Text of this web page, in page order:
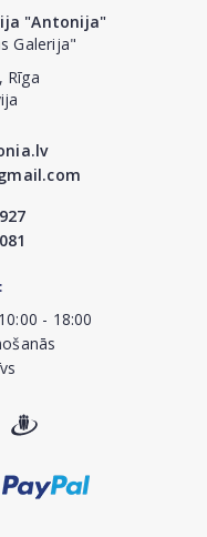
"Antonija"
Galerija"
Rīga
- 18:00